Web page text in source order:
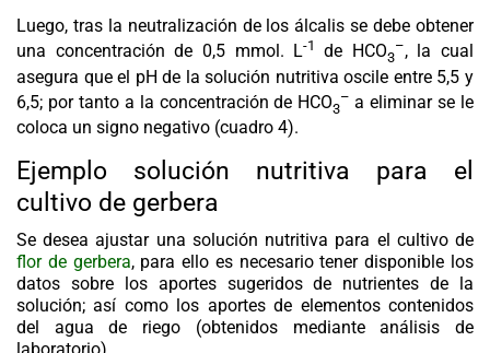
Luego, tras la neutralización de los álcalis se debe obtener
una concentración de 0,5 mmol. L-1 de HCO3
–, la cual
asegura que el pH de la solución nutritiva oscile entre 5,5 y
6,5; por tanto a la concentración de HCO3
– a eliminar se le
coloca un signo negativo (cuadro 4).
Ejemplo solución nutritiva para el
cultivo de gerbera
Se desea ajustar una solución nutritiva para el cultivo de
flor de gerbera, para ello es necesario tener disponible los
datos sobre los aportes sugeridos de nutrientes de la
solución; así como los aportes de elementos contenidos
del agua de riego (obtenidos mediante análisis de